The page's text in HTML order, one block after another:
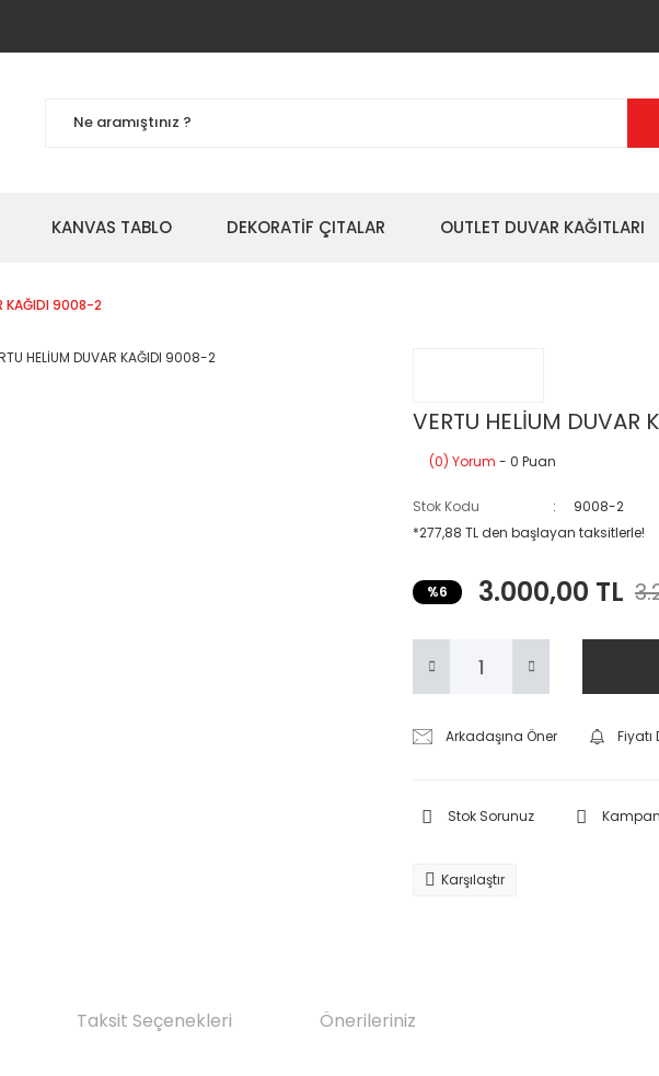
KANVAS TABLO DEKORATİF ÇITALAR OUTLET DUVAR KAĞITLARI
KAĞIDI 9008-2
VERTU HELİUM
(0) Yorum - 0 Puan
Stok Kodu
9008-2
*277,88 TL den başlayan taksitlerle!
%6 3.000,00 TL
Arkadaşına Öner Fiyatı
Stok Sorunuz
Karşılaştır
Taksit Seçenekleri Önerileriniz